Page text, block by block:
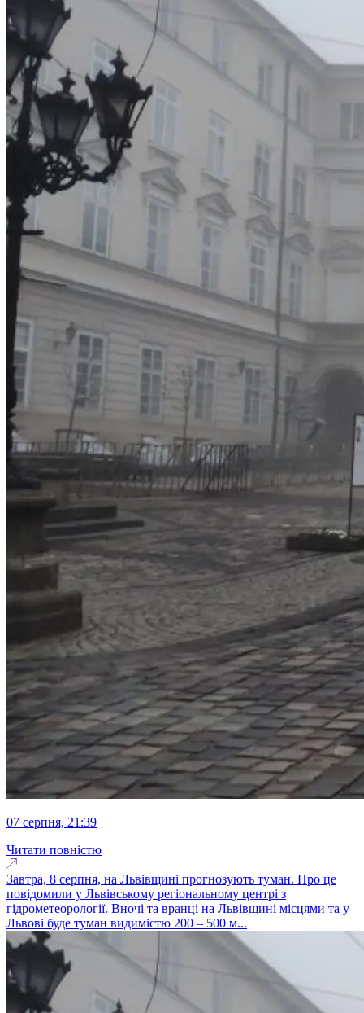
07 серпня, 21:39
Читати повністю
Завтра, 8 серпня, на Львівщині прогнозують туман. Про це
повідомили у Львівському регіональному центрі з
гідрометеорології. Вночі та вранці на Львівщині місцями та у
Львові буде туман видимістю 200 – 500 м...